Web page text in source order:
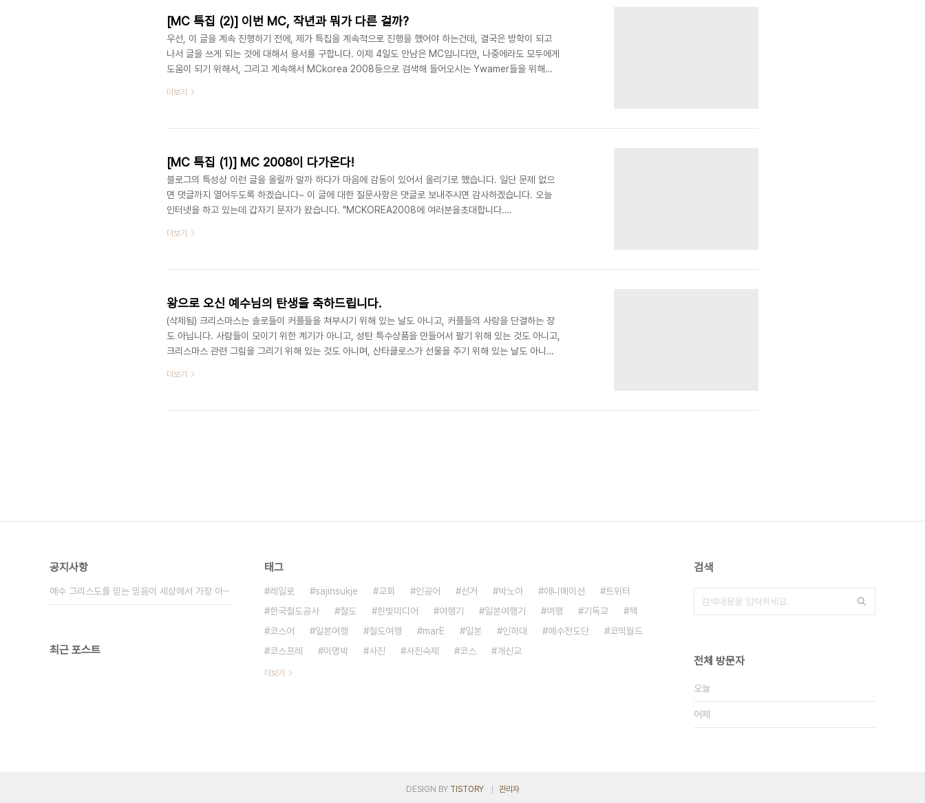
[MC 특집 (2)] 이번 MC, 작년과 뭐가 다른 걸까?
우선, 이 글을 계속 진행하기 전에, 제가 특집을 계속적으로 진행을 했어야 하는건데, 결국은 방학이 되고
나서 글을 쓰게 되는 것에 대해서 용서를 구합니다. 이제 4일도 안남은 MC입니다만, 나중에라도 모두에게
도움이 되기 위해서, 그리고 계속해서 MCkorea 2008등으로 검색해 들어오시는 Ywamer들을 위해서
드립니다.) 그래서 앞으로 목, 금 토 3일 연속으로 MC 특집을 진행해보려고 합니다. 다시한번 이 블로그를
도 끝났고, 이제 우리가 MC를 맛보아 알 날도 며칠 남지 않았습니다. 그렇다면..
더보기
[MC 특집 (1)] MC 2008이 다가온다!
블로그의 특성상 이런 글을 올릴까 말까 하다가 마음에 감동이 있어서 올리기로 했습니다. 일단 문제 없으
면 댓글까지 열어두도록 하겠습니다~ 이 글에 대한 질문사항은 댓글로 보내주시면 감사하겠습니다. 오늘
인터넷을 하고 있는데 갑자기 문자가 왔습니다. "MCKOREA2008에 여러분을초대합니다.
그 순간 보고 놀랐습니다. 아, 드디어 고대하고 기대햇던 2008 Mission Conference이 시작된 것입니
재미있고 유익한 MC 2008, 여러분들께 소개드립니다! MC KOREA 20..
더보기
왕으로 오신 예수님의 탄생을 축하드립니다.
(삭제됨) 크리스마스는 솔로들이 커플들을 쳐부시기 위해 있는 날도 아니고, 커플들의 사랑을 단결하는 장
도 아닙니다. 사람들이 모이기 위한 계기가 아니고, 성탄 특수상품을 만들어서 팔기 위해 있는 것도 아니고,
크리스마스 관련 그림을 그리기 위해 있는 것도 아니며, 산타클로스가 선물을 주기 위해 있는 날도 아니고,
께서 이 땅에 나신 날입니다. 누가 뭐라고 하더라도, 예수님께서는 우리를 위하여 나셨고, 십자가에서 고난
없는 그 일을 이루신 하나님이십니다. 그 하나님이신 예수 그리스도께서 나신 날이 오늘..
더보기
공지사항
예수 그리스도를 믿는 믿음이 세상에서 가장 아⋯
최근 포스트
태그
레일로 sajinsukje 교회 인공어 선거 박노아 애니메이션
트위터
한국철도공사
철도 한빛미디어 여행기 일본여행기 여행 기독교
책
코스어
일본여행 철도여행 marE 일본 인하대 예수전도단
코믹월드
코스프레
이명박 사진 사진숙제 코스 개신교
더보기
검색
전체 방문자
오늘
어제
DESIGN BY TISTORY 관리자